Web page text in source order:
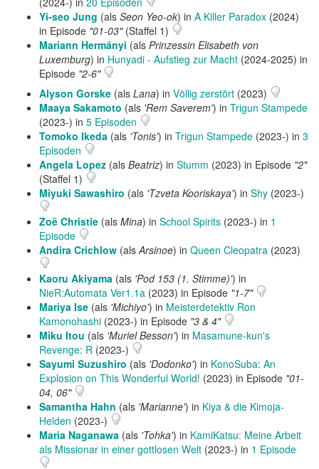
Yi-seo Jung (als Seon Yeo-ok) in A Killer Paradox (2024)
in Episode "01-03"(Staffel 1)
Mariann Hermányi (als Prinzessin Elisabeth von
Luxemburg) in Hunyadi - Aufstieg zur Macht (2024-2025) in
Episode "2-6"
Alyson Gorske (als Lana) in Völlig zerstört (2023)
Maaya Sakamoto (als 'Rem Saverem') in Trigun Stampede
(2023-) in 5 Episoden
Tomoko Ikeda (als 'Tonis') in Trigun Stampede (2023-) in 3
Episoden
Angela Lopez (als Beatriz) in Stumm (2023) in Episode "2"
(Staffel 1)
Miyuki Sawashiro (als 'Tzveta Kooriskaya') in Shy (2023-)
Zoë Christie (als Mina) in School Spirits (2023-) in 1
Episode
Andira Crichlow (als Arsinoe) in Queen Cleopatra (2023)
Kaoru Akiyama (als 'Pod 153 (1. Stimme)') in
NieR:Automata Ver1.1a (2023) in Episode "1-7"
Mariya Ise (als 'Michiyo') in Meisterdetektiv Ron
Kamonohashi (2023-) in Episode "3 & 4"
Miku Itou (als 'Muriel Besson') in Masamune-kun's
Revenge: R (2023-)
Sayumi Suzushiro (als 'Dodonko') in KonoSuba: An
Explosion on This Wonderful World! (2023) in Episode "01-
04, 06"
Samantha Hahn (als 'Marianne') in Kiya & die Kimoja-
Helden (2023-)
Maria Naganawa (als 'Tohka') in KamiKatsu: Meine Arbeit
als Missionar in einer gottlosen Welt (2023-) in 1 Episode